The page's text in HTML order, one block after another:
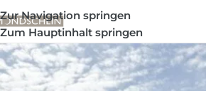
Zur Navigation springen
Zum Hauptinhalt springen